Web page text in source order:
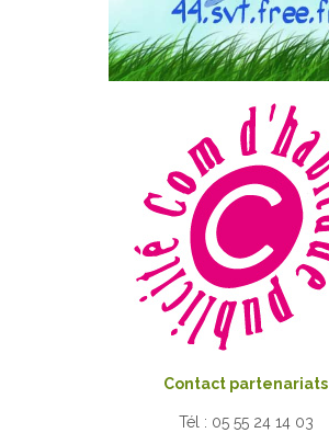
Contact partenariats
Tél : 05 55 24 14 03